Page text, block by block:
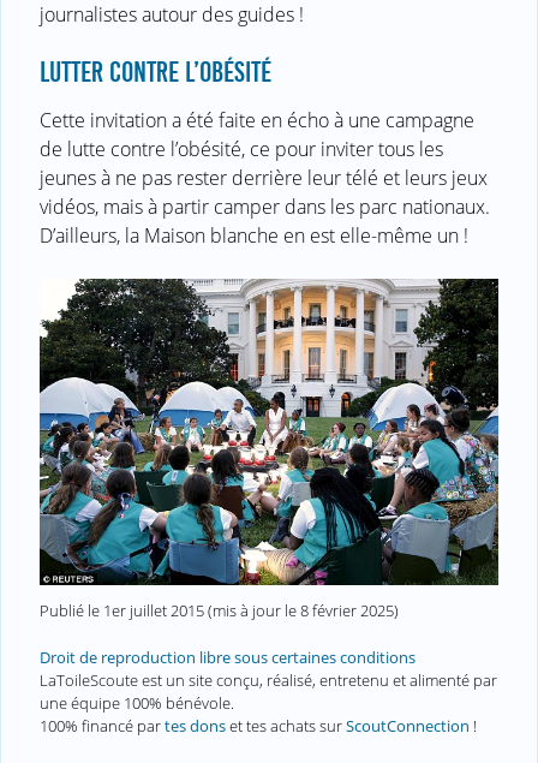
journalistes autour des guides !
LUTTER CONTRE L’OBÉSITÉ
Cette invitation a été faite en écho à une campagne
de lutte contre l’obésité, ce pour inviter tous les
jeunes à ne pas rester derrière leur télé et leurs jeux
vidéos, mais à partir camper dans les parc nationaux.
D’ailleurs, la Maison blanche en est elle-même un !
Publié le 1er juillet 2015(mis à jour le8 février 2025)
Droit de reproduction libre sous certaines conditions
LaToileScoute est un site conçu, réalisé, entretenu et alimenté par
une équipe 100% bénévole.
100% financé partes donset tes achats surScoutConnection !